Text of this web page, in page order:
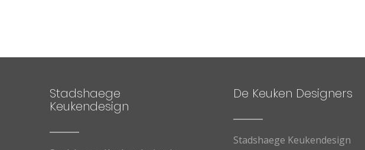
Stadshaege
Keukendesign
De Keuken Designers
Stadshaege Keukendesign